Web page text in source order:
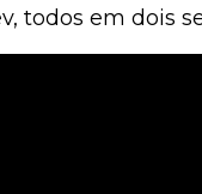
todos em dois